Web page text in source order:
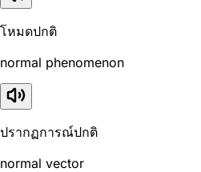
โหมดปกติ
normal phenomenon
ปรากฏการณ์ปกติ
normal vector